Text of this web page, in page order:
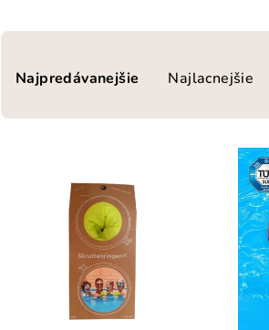
a
d
Najpredávanejšie Najlacnejšie